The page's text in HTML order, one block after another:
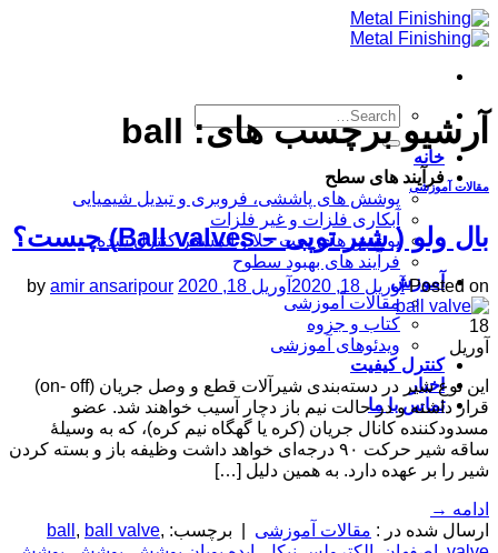
Skip
to
خانه
فرآیند های سطح
پوشش های پاششی، فروبری و تبدیل شیمیایی
آبکاری فلزات و غیر فلزات
پوشش های تحت خلا و اتمسفر کنترل شده
فرآیند های بهبود سطوح
آموزش
مقالات آموزشی
کتاب و جزوه
ویدئوهای آموزشی
کنترل کیفیت
اخبار
تماس با ما
آرشیو برچسب های: ball
مقالات آموزشی
بال ولو ( شیر توپی – Ball valves) چیست؟
Posted on آوریل 18, 2020 آوریل 18, 2020 by amir ansaripour
18
آوریل
این نوع شیر در دسته‌بندی شیرآلات قطع و وصل جریان (on- off)
قرار داشته و در حالت نیم باز دچار آسیب خواهند شد. عضو
مسدودکننده کانال جریان (کره یا گهگاه نیم کره)، که به وسیلهٔ
ساقه شیر حرکت ۹۰ درجه‌ای خواهد داشت وظیفه باز و بسته کردن
شیر را بر عهده دارد. به همین دلیل […]
ادامه →
ارسال شده در : مقالات آموزشی برچسب: ball , ball valve,